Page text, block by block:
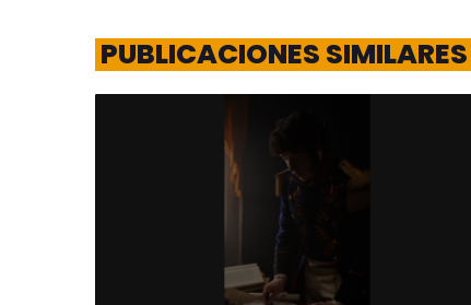
PUBLICACIONES SIMILARES